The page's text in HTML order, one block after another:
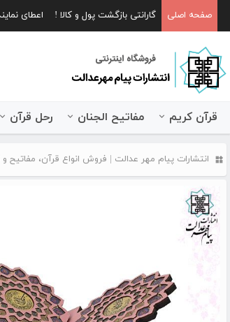
صفحه اصلی گارانتی بازگشت پول و کالا ! اعطای
قرآن کریم مفاتیح الجنان رحل قرآن
انتشارات پیام مهر عدالت | فروش انواع قرآن، مفاتیح